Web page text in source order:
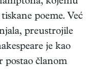
poeme. Već
preustrojile
je kao
postao članom